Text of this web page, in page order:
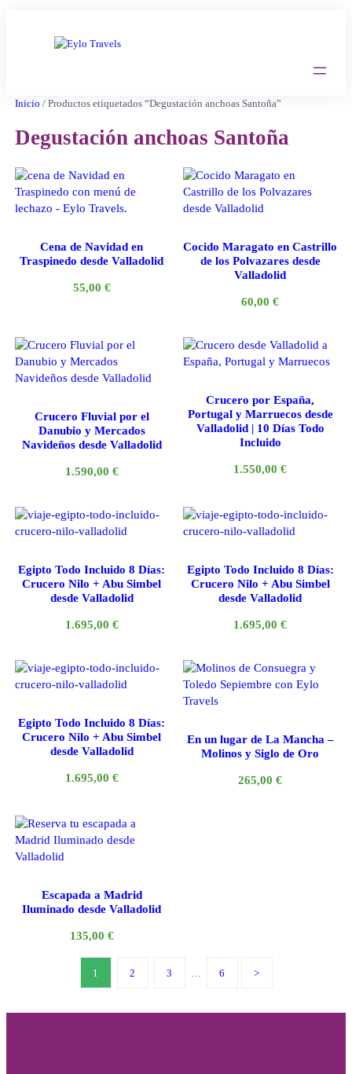
Inicio / Productos etiquetados “Degustación anchoas Santoña”
Degustación anchoas Santoña
Cena de Navidad en
Traspinedo desde Valladolid
55,00 €
Cocido Maragato en Castrillo
de los Polvazares desde
Valladolid
60,00€
Crucero Fluvial por el
Danubio y Mercados
Navideños desde Valladolid
1.590,00 €
Crucero por España,
Portugal y Marruecos desde
Valladolid | 10 Días Todo
Incluido
1.550,00€
Egipto Todo Incluido 8 Días:
Crucero Nilo + Abu Simbel
desde Valladolid
1.695,00 €
Egipto Todo Incluido 8 Días:
Crucero Nilo + Abu Simbel
desde Valladolid
1.695,00€
Egipto Todo Incluido 8 Días:
Crucero Nilo + Abu Simbel
desde Valladolid
1.695,00 €
En un lugar de La Mancha –
Molinos y Siglo de Oro
265,00€
Escapada a Madrid
Iluminado desde Valladolid
135,00 €
1 2 3 6